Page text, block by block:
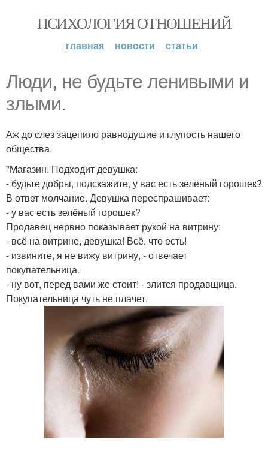
ПСИХОЛОГИЯ ОТНОШЕНИЙ
главная новости статьи
Люди, не будьте ленивыми и
злыми.
Аж до слез зацепило равнодушие и глупость нашего
общества.
"Магазин. Подходит девушка:
- будьте добры, подскажите, у вас есть зелёный горошек?
В ответ молчание. Девушка переспрашивает:
- у вас есть зелёный горошек?
Продавец нервно показывает рукой на витрину:
- всё на витрине, девушка! Всё, что есть!
- извините, я не вижу витрину, - отвечает
покупательница.
- ну вот, перед вами же стоит! - злится продавщица.
Покупательница чуть не плачет.